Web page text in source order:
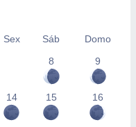
Sex Sáb
Domo
8
9
14 15 16